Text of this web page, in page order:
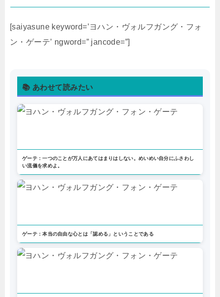
[saiyasune keyword=’ヨハン・ヴォルフガング・フォ
ン・ゲーテ’ ngword=” jancode=”]
📚 あわせて読みたい
ゲーテ：一つのことが万人にあてはまりはしない。めいめい自分にふさわし
い流儀を求めよ。
ゲーテ：本当の自由な心とは「認める」ということである